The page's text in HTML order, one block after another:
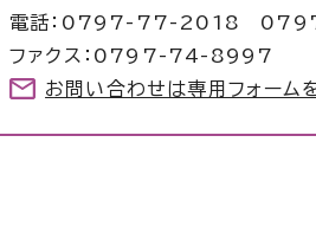
電話：0797-77-2018 0797-
ファクス：0797-74-8997
お問い合わせは専用フォーム